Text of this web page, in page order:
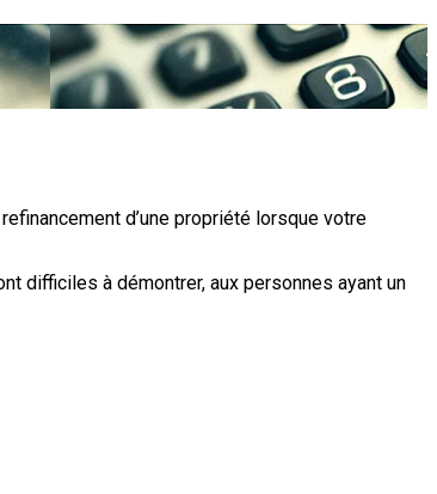
d’une propriété lorsque votre
difficiles à démontrer, aux personnes ayant un